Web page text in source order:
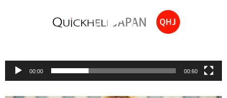
00:00 00:60